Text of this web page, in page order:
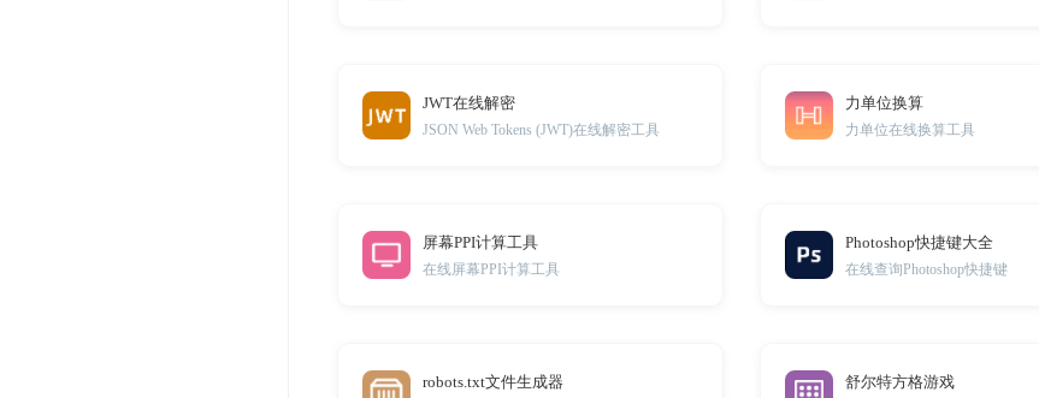
JWT在线解密
JSON Web Tokens (JWT)在线解密工具
力单位换算
力单位在线换算工具
屏幕PPI计算工具
在线屏幕PPI计算工具
Photoshop快捷键大全
在线查询Photoshop快捷键
robots.txt文件生成器 舒尔特方格游戏